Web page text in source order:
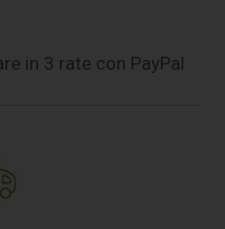
in 3 rate con PayPal